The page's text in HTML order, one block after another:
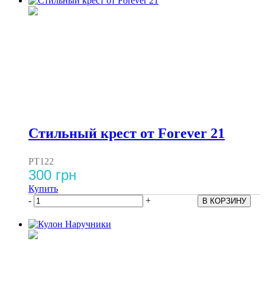
Стильный крест от Forever 21
PT122
300 грн
Купить
-
+